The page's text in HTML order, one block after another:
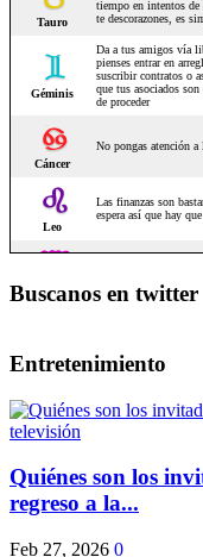
Buscanos en twitter
Entretenimiento
Quiénes son los
regreso a la...
Feb 27, 2026 0